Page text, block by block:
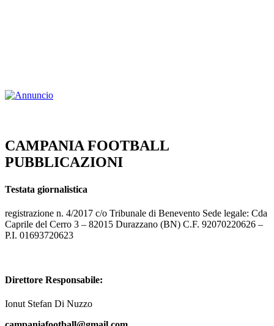
CAMPANIA FOOTBALL
PUBBLICAZIONI
Testata giornalistica
registrazione n. 4/2017 c/o Tribunale di Benevento Sede legale: Cda
Caprile del Cerro 3 – 82015 Durazzano (BN) C.F. 92070220626 –
P.I. 01693720623
Direttore Responsabile:
Ionut Stefan Di Nuzzo